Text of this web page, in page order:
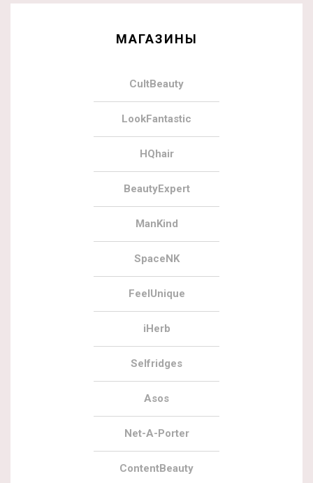
МАГАЗИНЫ
CultBeauty
LookFantastic
HQhair
BeautyExpert
ManKind
SpaceNK
FeelUnique
iHerb
Selfridges
Asos
Net-A-Porter
ContentBeauty